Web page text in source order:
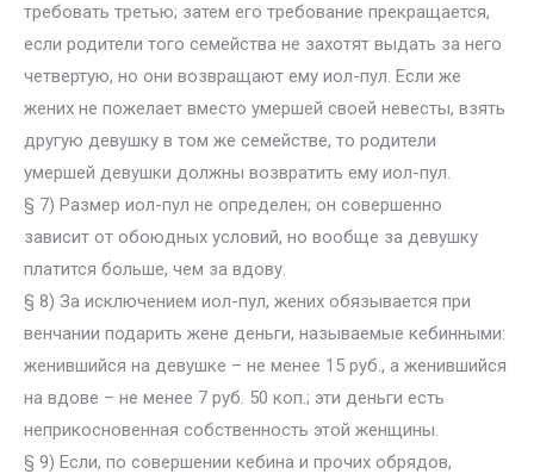
требовать третью; затем его требование прекращается,
если родители того семейства не захотят выдать за него
четвертую, но они возвращают ему иол-пул. Если же
жених не пожелает вместо умершей своей невесты, взять
другую девушку в том же семействе, то родители
умершей девушки должны возвратить ему иол-пул.
§ 7) Размер иол-пул не определен; он совершенно
зависит от обоюдных условий, но вообще за девушку
платится больше, чем за вдову.
§ 8) За исключением иол-пул, жених обязывается при
венчании подарить жене деньги, называемые кебинными:
женившийся на девушке – не менее 15 руб., а женившийся
на вдове – не менее 7 руб. 50 коп.; эти деньги есть
неприкосновенная собственность этой женщины.
§ 9) Если, по совершении кебина и прочих обрядов,